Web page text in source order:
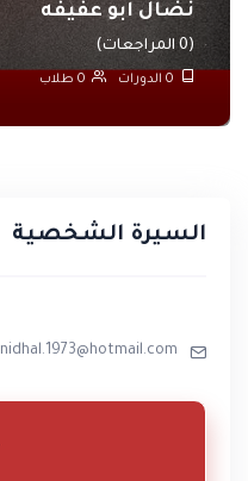
نضال ابو عفيفه
(0 المراجعات)
0 الدورات 0 طلاب
السيرة الشخصية
nidhal.1973@hotmail.com